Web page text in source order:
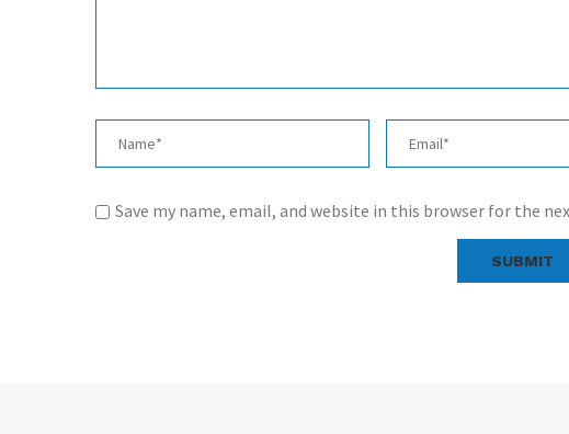
Save my name, email, and website in this browser for the